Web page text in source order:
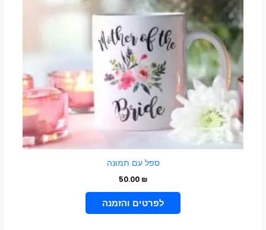
ספל עם תמונה
50.00 ₪
הוספה לסל